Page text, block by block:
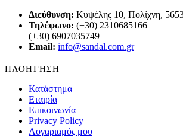
Διεύθυνση: Κυψέλης 10, Πολίχνη,
Τηλέφωνο: (+30) 2310685166
(+30) 6907035749
Email: info@sandal.com.gr
ΠΛΟΗΓΗΣΗ
Κατάστημα
Εταιρία
Επικοινωνία
Privacy Policy
Λογαριαμός μου